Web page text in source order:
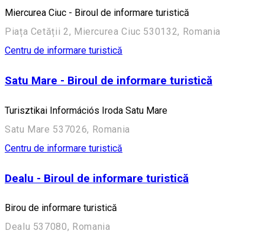
Miercurea Ciuc - Biroul de informare turistică
Piața Cetății 2, Miercurea Ciuc 530132, Romania
Centru de informare turistică
Satu Mare - Biroul de informare turistică
Turisztikai Információs Iroda Satu Mare
Satu Mare 537026, Romania
Centru de informare turistică
Dealu - Biroul de informare turistică
Birou de informare turistică
Dealu 537080, Romania